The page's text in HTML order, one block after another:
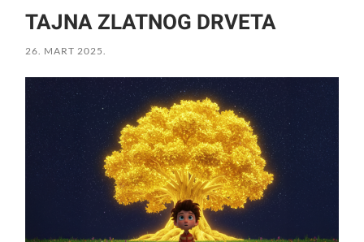
TAJNA ZLATNOG DRVETA
26. MART 2025.